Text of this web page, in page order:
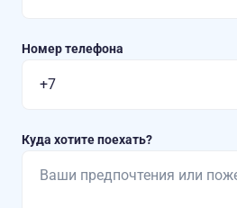
Номер телефона
Куда хотите поехать?